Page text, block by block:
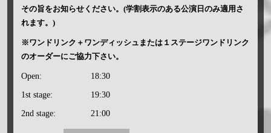
その旨をお知らせください。(学割表示のある公演日のみ適用さ
れます。)
※ワンドリンク＋ワンディッシュまたは１ステージワンドリンク
のオーダーにご協力下さい。
Open: 18:30
1st stage: 19:30
2nd stage: 21:00